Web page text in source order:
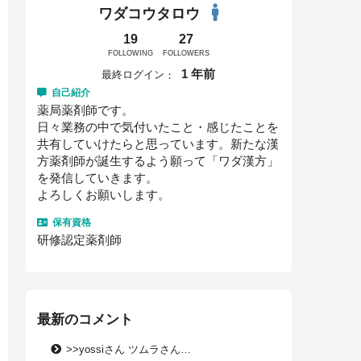
ワダコウタロウ
19
FOLLOWING
27
FOLLOWERS
最終ログイン 1 年前
自己紹介
薬局薬剤師です。
日々業務の中で気付いたこと・感じたことを
共有していけたらと思っています。新たな漢
方薬剤師が誕生するよう願って「ワダ漢方」
を発信していきます。
よろしくお願いします。
保有資格
研修認定薬剤師
最新のコメント
>>yossiさん ツムラさん…